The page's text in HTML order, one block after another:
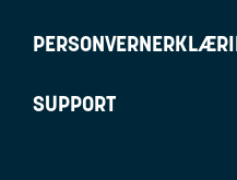
SUPPORT